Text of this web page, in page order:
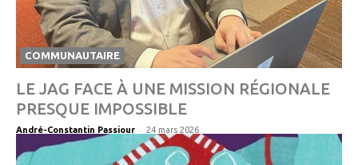
COMMUNAUTAIRE
LE JAG FACE À UNE MISSION RÉGIONALE
PRESQUE IMPOSSIBLE
André-Constantin Passiour - 24 mars 2026